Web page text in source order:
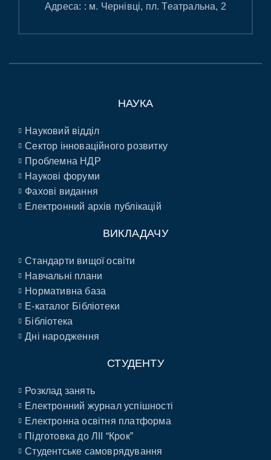
Адреса: : м. Чернівці, пл. Театральна, 2
НАУКА
Науковий відділ
Сектор інноваційного розвитку
Проблемна НДР
Наукові форуми
Фахові видання
Електронний архів публікацій
ВИКЛАДАЧУ
Стандарти вищої освіти
Навчальні плани
Нормативна база
E-каталог Бібліотеки
Бібліотека
Дні народження
СТУДЕНТУ
Розклад занять
Електронний журнал успішності
Електронна освітня платформа
Підготовка до ЛІІ “Крок”
Студентське самоврядування